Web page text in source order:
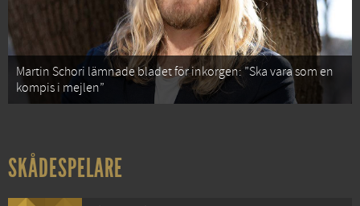
Martin Schori lämnade bladet för inkorgen: ”Ska vara som en
kompis i mejlen”
SKÅDESPELARE